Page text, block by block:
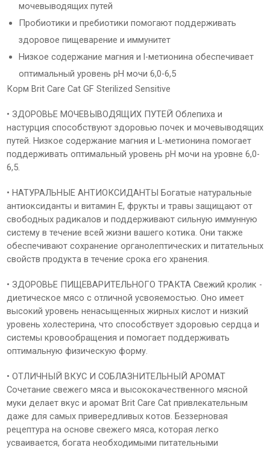
мочевыводящих путей
Пробиотики и пребиотики помогают поддерживать
здоровое пищеварение и иммунитет
Низкое содержание магния и l-метионина обеспечивает
оптимальный уровень pH мочи 6,0-6,5
Корм Brit Care Cat GF Sterilized Sensitive
• ЗДОРОВЬЕ МОЧЕВЫВОДЯЩИХ ПУТЕЙ Облепиха и
настурция способствуют здоровью почек и мочевыводящих
путей. Низкое содержание магния и L-метионина помогает
поддерживать оптимальный уровень pH мочи на уровне 6,0-
6,5.
• НАТУРАЛЬНЫЕ АНТИОКСИДАНТЫ Богатые натуральные
антиоксиданты и витамин Е, фрукты и травы защищают от
свободных радикалов и поддерживают сильную иммунную
систему в течение всей жизни вашего котика. Они также
обеспечивают сохранение органолептических и питательных
свойств продукта в течение срока его хранения.
• ЗДОРОВЬЕ ПИЩЕВАРИТЕЛЬНОГО ТРАКТА Свежий кролик -
диетическое мясо с отличной усвояемостью. Оно имеет
высокий уровень ненасыщенных жирных кислот и низкий
уровень холестерина, что способствует здоровью сердца и
системы кровообращения и помогает поддерживать
оптимальную физическую форму.
• ОТЛИЧНЫЙ ВКУС И СОБЛАЗНИТЕЛЬНЫЙ АРОМАТ
Сочетание свежего мяса и высококачественного мясной
муки делает вкус и аромат Brit Care Cat привлекательным
даже для самых привередливых котов. Беззерновая
рецептура на основе свежего мяса, которая легко
усваивается, богата необходимыми питательными